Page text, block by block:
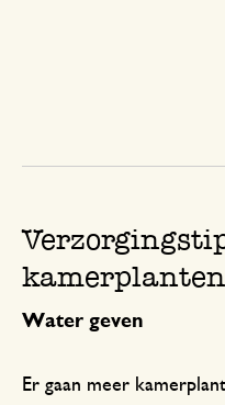
kamerplanten
Water geven
Er gaan meer